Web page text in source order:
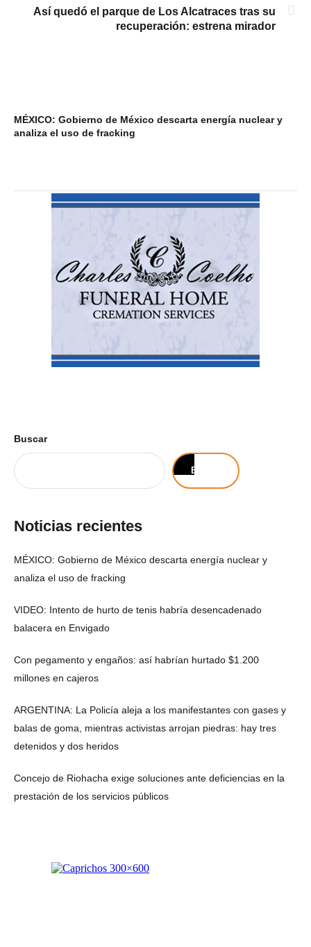
Así quedó el parque de Los Alcatraces tras su
recuperación: estrena mirador
MÉXICO: Gobierno de México descarta energía nuclear y
analiza el uso de fracking
Buscar
Buscar
Noticias recientes
MÉXICO: Gobierno de México descarta energía nuclear y
analiza el uso de fracking
VIDEO: Intento de hurto de tenis habría desencadenado
balacera en Envigado
Con pegamento y engaños: así habrían hurtado $1.200
millones en cajeros
ARGENTINA: La Policía aleja a los manifestantes con gases y
balas de goma, mientras activistas arrojan piedras: hay tres
detenidos y dos heridos
Concejo de Riohacha exige soluciones ante deficiencias en la
prestación de los servicios públicos